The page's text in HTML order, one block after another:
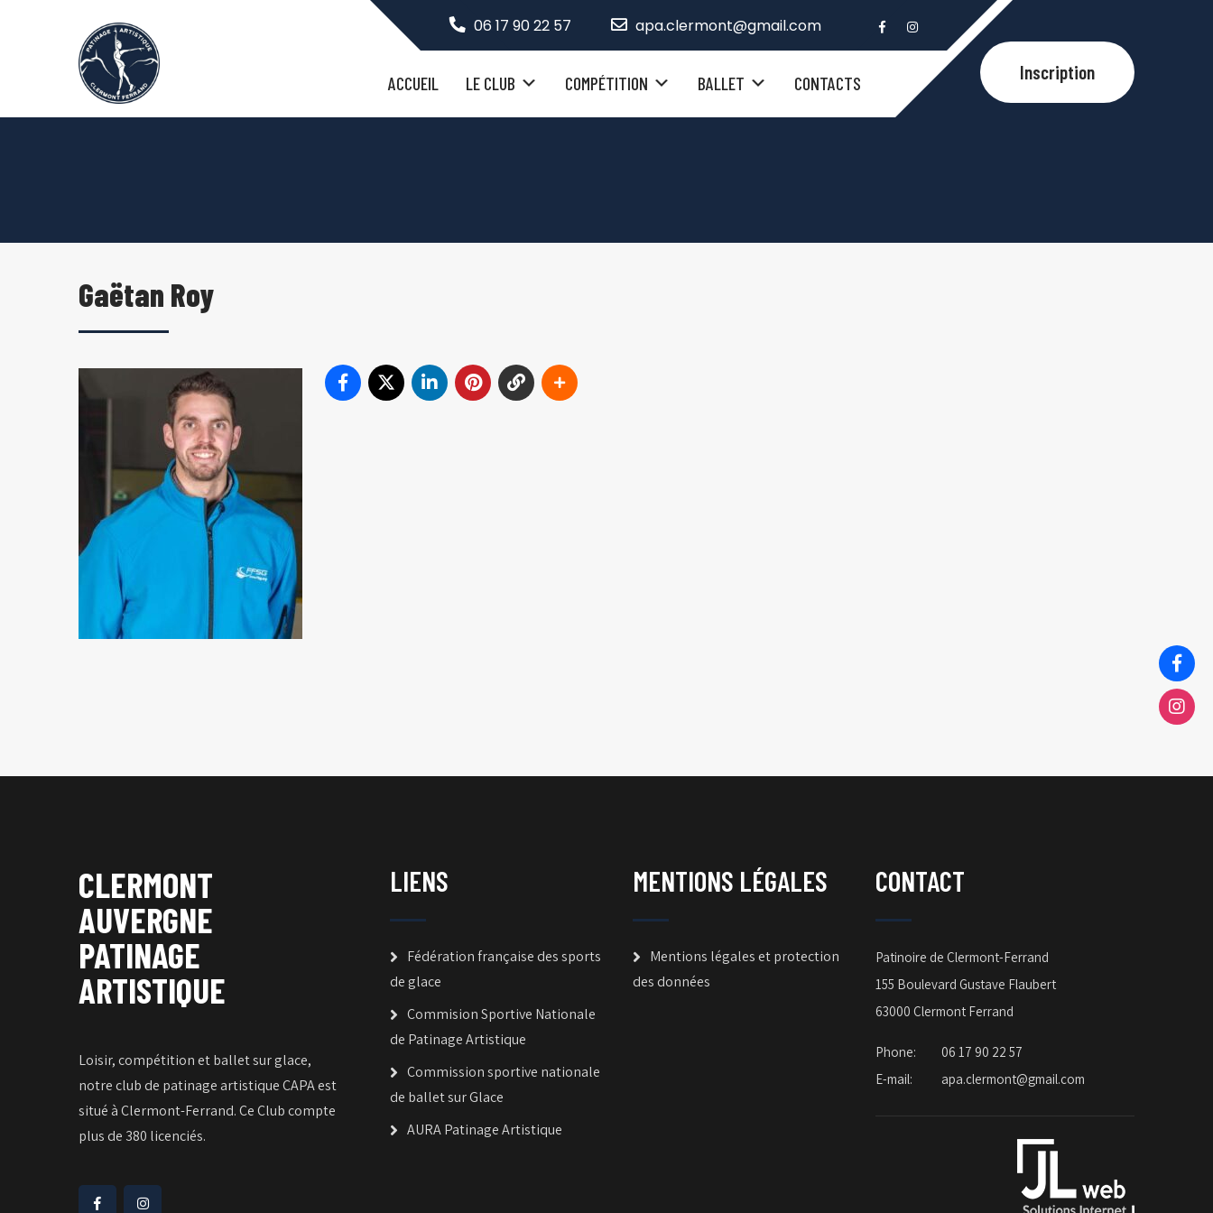
06 17 90 22 57 apa.clermont@gmail.com
Inscription
ACCUEIL LE CLUB COMPÉTITION BALLET CONTACTS
Gaëtan Roy
CLERMONT
AUVERGNE
PATINAGE
ARTISTIQUE
Loisir, compétition et ballet sur glace,
notre club de patinage artistique CAPA est
situé à Clermont-Ferrand. Ce Club compte
plus de 380 licenciés.
LIENS
Fédération française des sports
de glace
Commision Sportive Nationale
de Patinage Artistique
Commission sportive nationale
de ballet sur Glace
AURA Patinage Artistique
MENTIONS LÉGALES
Mentions légales et protection
des données
CONTACT
Patinoire de Clermont-Ferrand
155 Boulevard Gustave Flaubert
63000 Clermont Ferrand
Phone:
06 17 90 22 57
E-mail:
apa.clermont@gmail.com